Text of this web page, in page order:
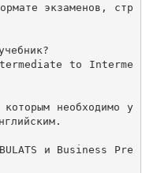
экзаменов, стр
to Interme
необходимо у
и Business Pre